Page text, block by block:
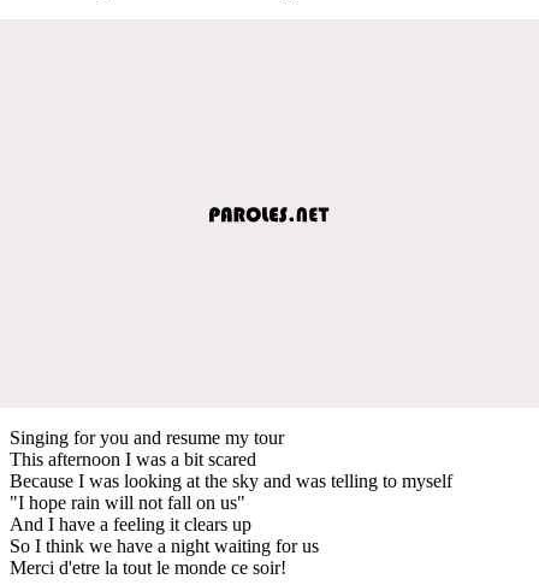
Singing for you and resume my tour
This afternoon I was a bit scared
Because I was looking at the sky and was telling to myself
"I hope rain will not fall on us"
And I have a feeling it clears up
So I think we have a night waiting for us
Merci d'etre la tout le monde ce soir!